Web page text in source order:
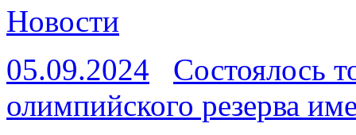
Новости
05.09.2024
Состоялось
олимпийского резерва